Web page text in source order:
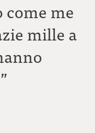
come me
mille a